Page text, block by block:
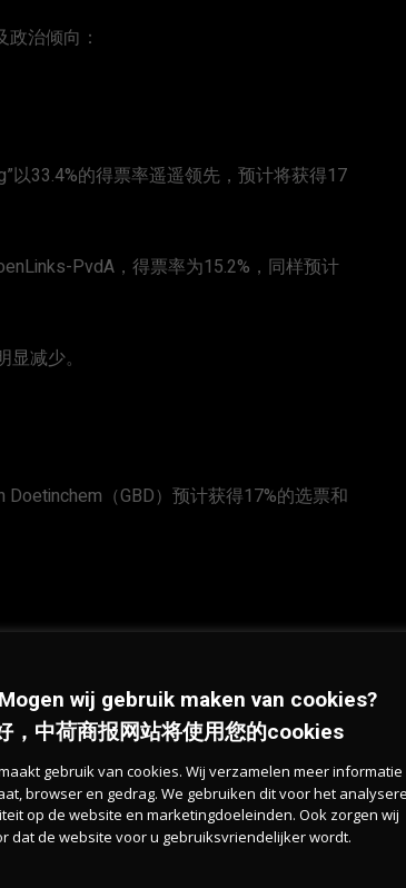
治倾向：
以33.4%的得票率遥遥领先，预计将获得17
PvdA，得票率为15.2%，同样预计
减少。
（GBD）预计获得17%的选票和
）
为17.9%，预计获得6席。
wij gebruik maken van cookies?
，中荷商报网站将使用您的cookies
gebruik van cookies. Wij verzamelen meer informatie
browser en gedrag. We gebruiken dit voor het
op de website en marketingdoeleinden. Ook zorgen wij
dat de website voor u gebruiksvriendelijker wordt.